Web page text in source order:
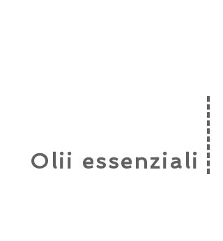
Olii essenziali